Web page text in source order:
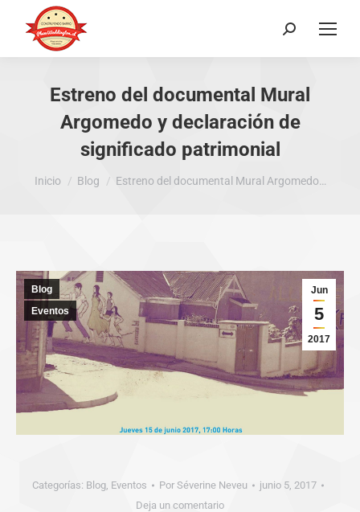
Buscar:
Estreno del documental Mural
Argomedo y declaración de
significado patrimonial
Estás aquí:
Inicio Blog Estreno del documental Mural Argomedo…
Jun
5
2017
Blog
Eventos
Categorías: Blog, Eventos Por Séverine Neveu
junio 5, 2017
Deja un comentario